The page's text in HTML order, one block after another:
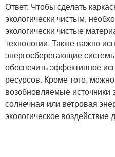
Ответ: Чтобы сделать
экологически чистым,
экологически чистые
технологии. Также важно
энергосберегающие
обеспечить эффективное
ресурсов. Кроме того,
возобновляемые источники
солнечная или ветровая
экологическое